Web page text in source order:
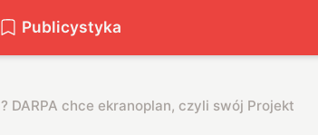
Publicystyka
DARPA chce ekranoplan, czyli swój Projekt 903